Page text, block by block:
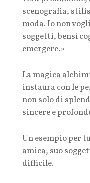
scenografia,
moda. Io non
soggetti, bensì
emergere.»
La magica
instaura con le
non solo di
sincere e
Un esempio per
amica, suo
difficile.